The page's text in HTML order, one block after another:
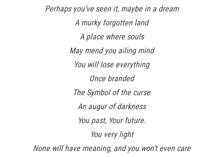
Perhaps you’ve seen it, maybe in a dream
A murky forgotten land
A place where souls
May mend you ailing mind
You will lose everything
Once branded
The Symbol of the curse
An augur of darkness
You past, Your future.
You very light
None will have meaning, and you won’t even care